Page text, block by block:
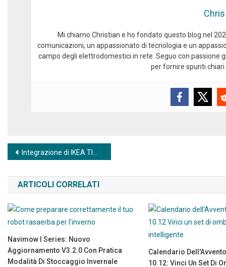
Chris
Mi chiamo Christian e ho fondato questo blog nel
comunicazioni, un appassionato di tecnologia e un
campo degli elettrodomestici in rete. Seguo con passione
per fornire spunti chiari
Navigazione articoli
Integrazione di IKEA TIMMERFLOTTE in Home Assistant: il sensore Matter in uso pratico
ARTICOLI CORRELATI
Navimow I Series: Nuovo
Aggiornamento V3.2.0 Con Pratica
Modalità Di Stoccaggio Invernale
Calendario
10.12: Vinci Un Set Di